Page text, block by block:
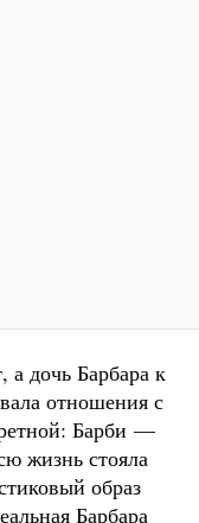
дочь Барбара к
отношения с
Барби —
жизнь стояла
образ
Барбара